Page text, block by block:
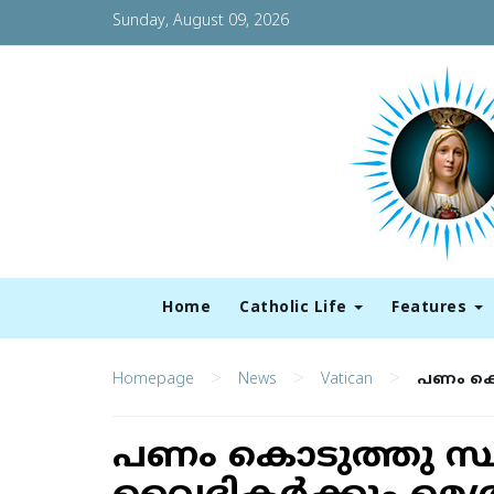
Sunday, August 09, 2026
Home Catholic Life Features
Homepage > News > Vatican > പണം
പണം കൊടുത്തു